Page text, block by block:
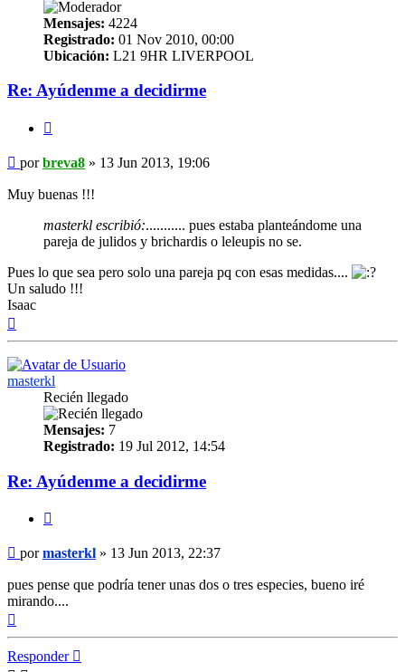
Mensajes: 4224
Registrado: 01 Nov 2010, 00:00
Ubicación: L21 9HR LIVERPOOL
Re: Ayúdenme a decidirme
Mensaje
porbreva8 » 13 Jun 2013, 19:06
Muy buenas !!!
masterkl escribió:........... pues estaba planteándome una
pareja de julidos y brichardis o leleupis no se.
Pues lo que sea pero solo una pareja pq con esas medidas....
Un saludo !!!
Isaac
masterkl
Recién llegado
Mensajes: 7
Registrado: 19 Jul 2012, 14:54
Re: Ayúdenme a decidirme
Mensaje
pormasterkl » 13 Jun 2013, 22:37
pues pense que podría tener unas dos o tres especies, bueno iré
mirando....
Responder